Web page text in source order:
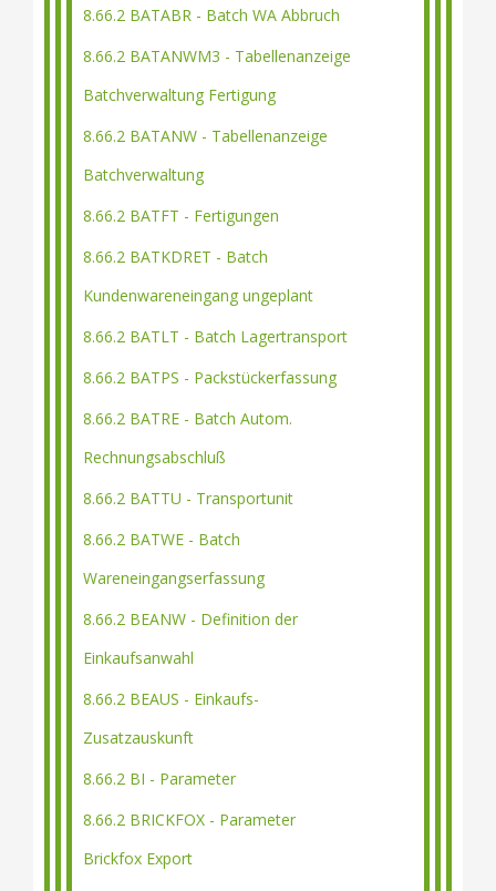
8.66.2 BATABR - Batch WA Abbruch
8.66.2 BATANWM3 - Tabellenanzeige
Batchverwaltung Fertigung
8.66.2 BATANW - Tabellenanzeige
Batchverwaltung
8.66.2 BATFT - Fertigungen
8.66.2 BATKDRET - Batch
Kundenwareneingang ungeplant
8.66.2 BATLT - Batch Lagertransport
8.66.2 BATPS - Packstückerfassung
8.66.2 BATRE - Batch Autom.
Rechnungsabschluß
8.66.2 BATTU - Transportunit
8.66.2 BATWE - Batch
Wareneingangserfassung
8.66.2 BEANW - Definition der
Einkaufsanwahl
8.66.2 BEAUS - Einkaufs-
Zusatzauskunft
8.66.2 BI - Parameter
8.66.2 BRICKFOX - Parameter
Brickfox Export